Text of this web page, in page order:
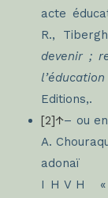
acte
R.,
devenir ;
l’éducation
Editions,.
[2]↑– ou
A.
adonaï
I H V H «